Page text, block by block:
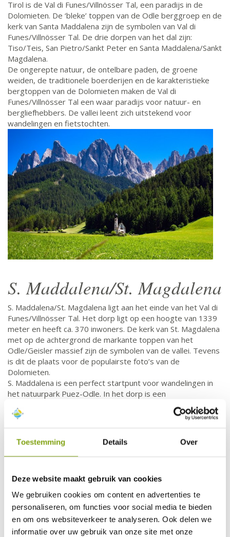
Toestemming Details Over
Deze website maakt gebruik van cookies
We gebruiken cookies om content en advertenties te
personaliseren, om functies voor social media te bieden
en om ons websiteverkeer te analyseren. Ook delen we
informatie over uw gebruik van onze site met onze
Tirol is de Val di Funes/Villnösser Tal, een paradijs in de
Dolomieten. De ‘bleke’ toppen van de Odle berggroep en de
kerk van Santa Maddalena zijn de symbolen van Val di
Funes/Villnösser Tal. De drie dorpen van het dal zijn:
Tiso/Teis, San Pietro/Sankt Peter en Santa Maddalena/Sankt
Magdalena.
De ongerepte natuur, de ontelbare paden, de groene
weiden, de traditionele boerderijen en de karakteristieke
bergtoppen van de Dolomieten maken de Val di
Funes/Villnösser Tal een waar paradijs voor natuur- en
bergliefhebbers. De vallei leent zich uitstekend voor
wandelingen en fietstochten.
S. Maddalena/St. Magdalena
S. Maddalena/St. Magdalena ligt aan het einde van het Val di
Funes/Villnösser Tal. Het dorp ligt op een hoogte van 1339
meter en heeft ca. 370 inwoners. De kerk van St. Magdalena
met op de achtergrond de markante toppen van het
Odle/Geisler massief zijn de symbolen van de vallei. Tevens
is dit de plaats voor de populairste foto’s van de
Dolomieten.
S. Maddalena is een perfect startpunt voor wandelingen in
het natuurpark Puez-Odle. In het dorp is een
informatiecentrum om meer te weten te komen over het
natuurpark, de flora en fauna en het unieke karakter van de